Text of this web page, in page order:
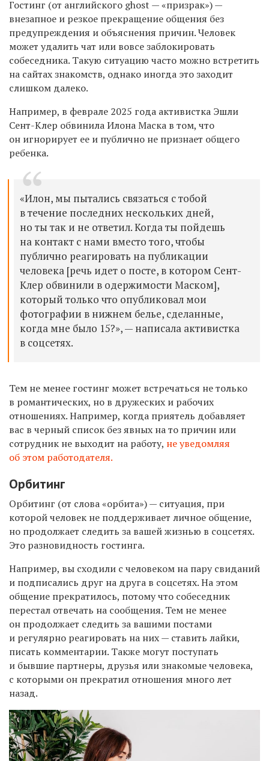
Гостинг (от английского ghost — «призрак») —
внезапное и резкое прекращение общения без
предупреждения и объяснения причин. Человек
может удалить чат или вовсе заблокировать
собеседника. Такую ситуацию часто можно встретить
на сайтах знакомств, однако иногда это заходит
слишком далеко.
Например, в феврале 2025 года активистка Эшли
Сент-Клер обвинила Илона Маска в том, что
он игнорирует ее и публично не признает общего
ребенка.
«Илон, мы пытались связаться с тобой
в течение последних нескольких дней,
но ты так и не ответил. Когда ты пойдешь
на контакт с нами вместо того, чтобы
публично реагировать на публикации
человека [речь идет о посте, в котором Сент-
Клер обвинили в одержимости Маском],
который только что опубликовал мои
фотографии в нижнем белье, сделанные,
когда мне было 15?», — написала активистка
в соцсетях.
Тем не менее гостинг может встречаться не только
в романтических, но в дружеских и рабочих
отношениях. Например, когда приятель добавляет
вас в черный список без явных на то причин или
сотрудник не выходит на работу, не уведомляя
об этом работодателя.
Орбитинг
Орбитинг (от слова «орбита») — ситуация, при
которой человек не поддерживает личное общение,
но продолжает следить за вашей жизнью в соцсетях.
Это разновидность гостинга.
Например, вы сходили с человеком на пару свиданий
и подписались друг на друга в соцсетях. На этом
общение прекратилось, потому что собеседник
перестал отвечать на сообщения. Тем не менее
он продолжает следить за вашими постами
и регулярно реагировать на них — ставить лайки,
писать комментарии. Также могут поступать
и бывшие партнеры, друзья или знакомые человека,
с которыми он прекратил отношения много лет
назад.